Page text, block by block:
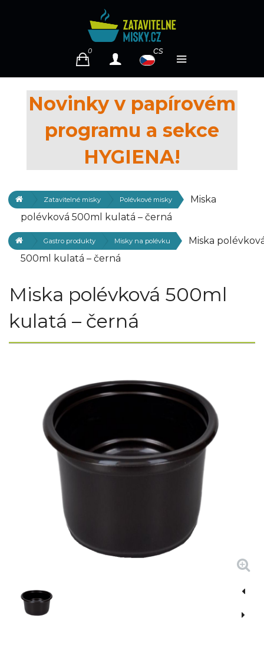
0 cs
Novinky v papírovém
programu a sekce
HYGIENA!
Zatavitelné misky Polévkové misky
Miska
polévková 500ml kulatá – černá
Gastro produkty Misky na polévku
Miska
500ml kulatá – černá
Miska polévková 500ml
kulatá – černá